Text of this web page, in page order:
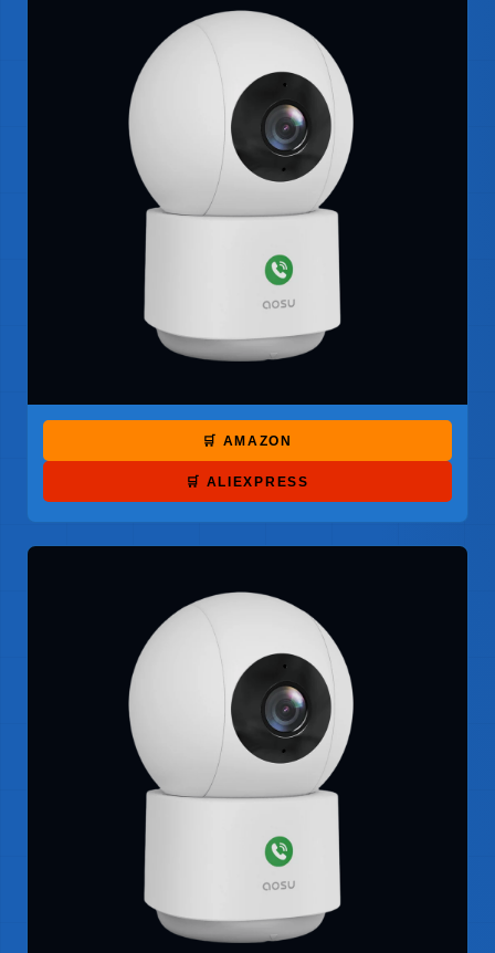
🛒 AMAZON
🛒 ALIEXPRESS